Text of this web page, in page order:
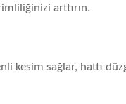
arttırın.
kesim sağlar, hattı